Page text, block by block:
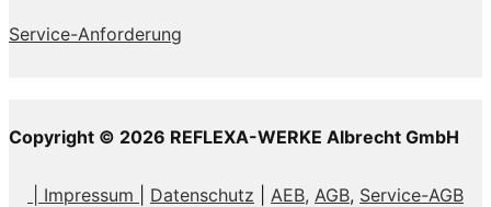
Service-Anforderung
Copyright © 2026 REFLEXA-WERKE Albrecht GmbH
| Impressum Datenschutz AEB, AGB, Service-AGB